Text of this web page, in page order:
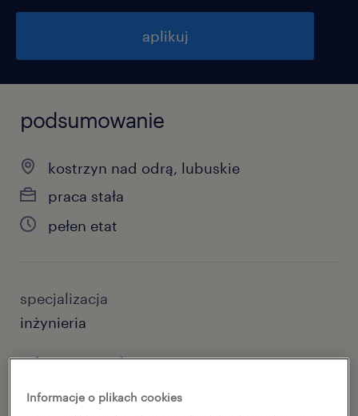
aplikuj
podsumowanie
kostrzyn nad odrą, lubuskie
praca stała
pełen etat
specjalizacja
inżynieria
reference number
Informacje o plikach cookies